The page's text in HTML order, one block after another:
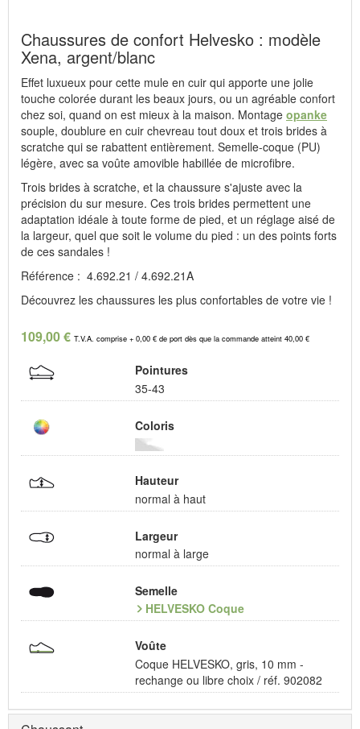
Chaussures de confort Helvesko : modèle
Xena, argent/blanc
Effet luxueux pour cette mule en cuir qui apporte une jolie
touche colorée durant les beaux jours, ou un agréable confort
chez soi, quand on est mieux à la maison. Montage opanke
souple, doublure en cuir chevreau tout doux et trois brides à
scratche qui se rabattent entièrement. Semelle-coque (PU)
légère, avec sa voûte amovible habillée de microfibre.
Trois brides à scratche, et la chaussure s'ajuste avec la
précision du sur mesure. Ces trois brides permettent une
adaptation idéale à toute forme de pied, et un réglage aisé de
la largeur, quel que soit le volume du pied : un des points forts
de ces sandales !
Référence : 4.692.21 / 4.692.21A
Découvrez les chaussures les plus confortables de votre vie !
109,00 € T.V.A. comprise + 0,00 € de port dès que la commande atteint 40,00 €
Pointures
35-43
Coloris
Hauteur
normal à haut
Largeur
normal à large
Semelle
HELVESKO Coque
Voûte
Coque HELVESKO, gris, 10 mm -
rechange ou libre choix / réf. 902082